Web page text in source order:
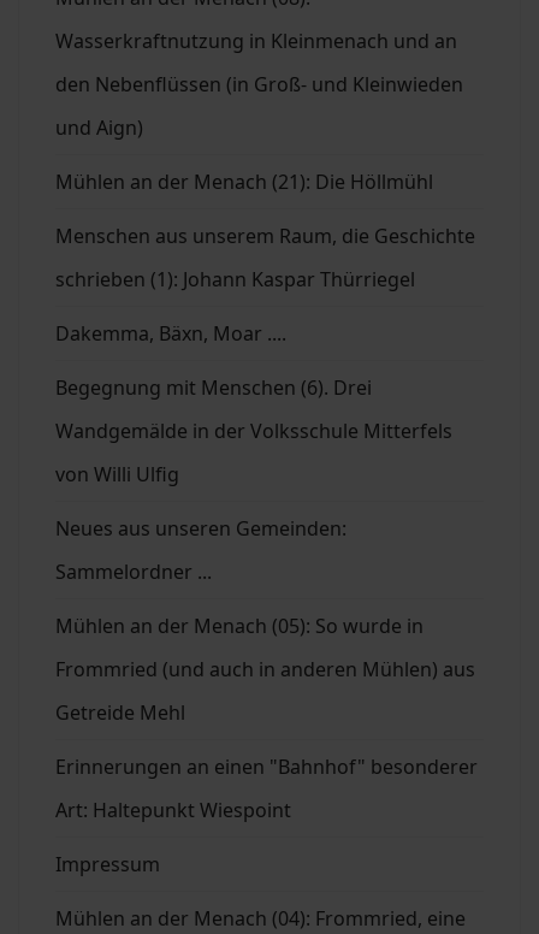
Wasserkraftnutzung in Kleinmenach und an
den Nebenflüssen (in Groß- und Kleinwieden
und Aign)
Mühlen an der Menach (21): Die Höllmühl
Menschen aus unserem Raum, die Geschichte
schrieben (1): Johann Kaspar Thürriegel
Dakemma, Bäxn, Moar ....
Begegnung mit Menschen (6). Drei
Wandgemälde in der Volksschule Mitterfels
von Willi Ulfig
Neues aus unseren Gemeinden:
Sammelordner ...
Mühlen an der Menach (05): So wurde in
Frommried (und auch in anderen Mühlen) aus
Getreide Mehl
Erinnerungen an einen "Bahnhof" besonderer
Art: Haltepunkt Wiespoint
Impressum
Mühlen an der Menach (04): Frommried, eine